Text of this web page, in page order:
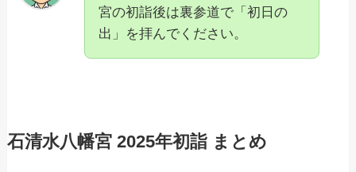
宮の初詣後は裏参道で「初日の
出」を拝んでください。
石清水八幡宮 2025年初詣 まとめ